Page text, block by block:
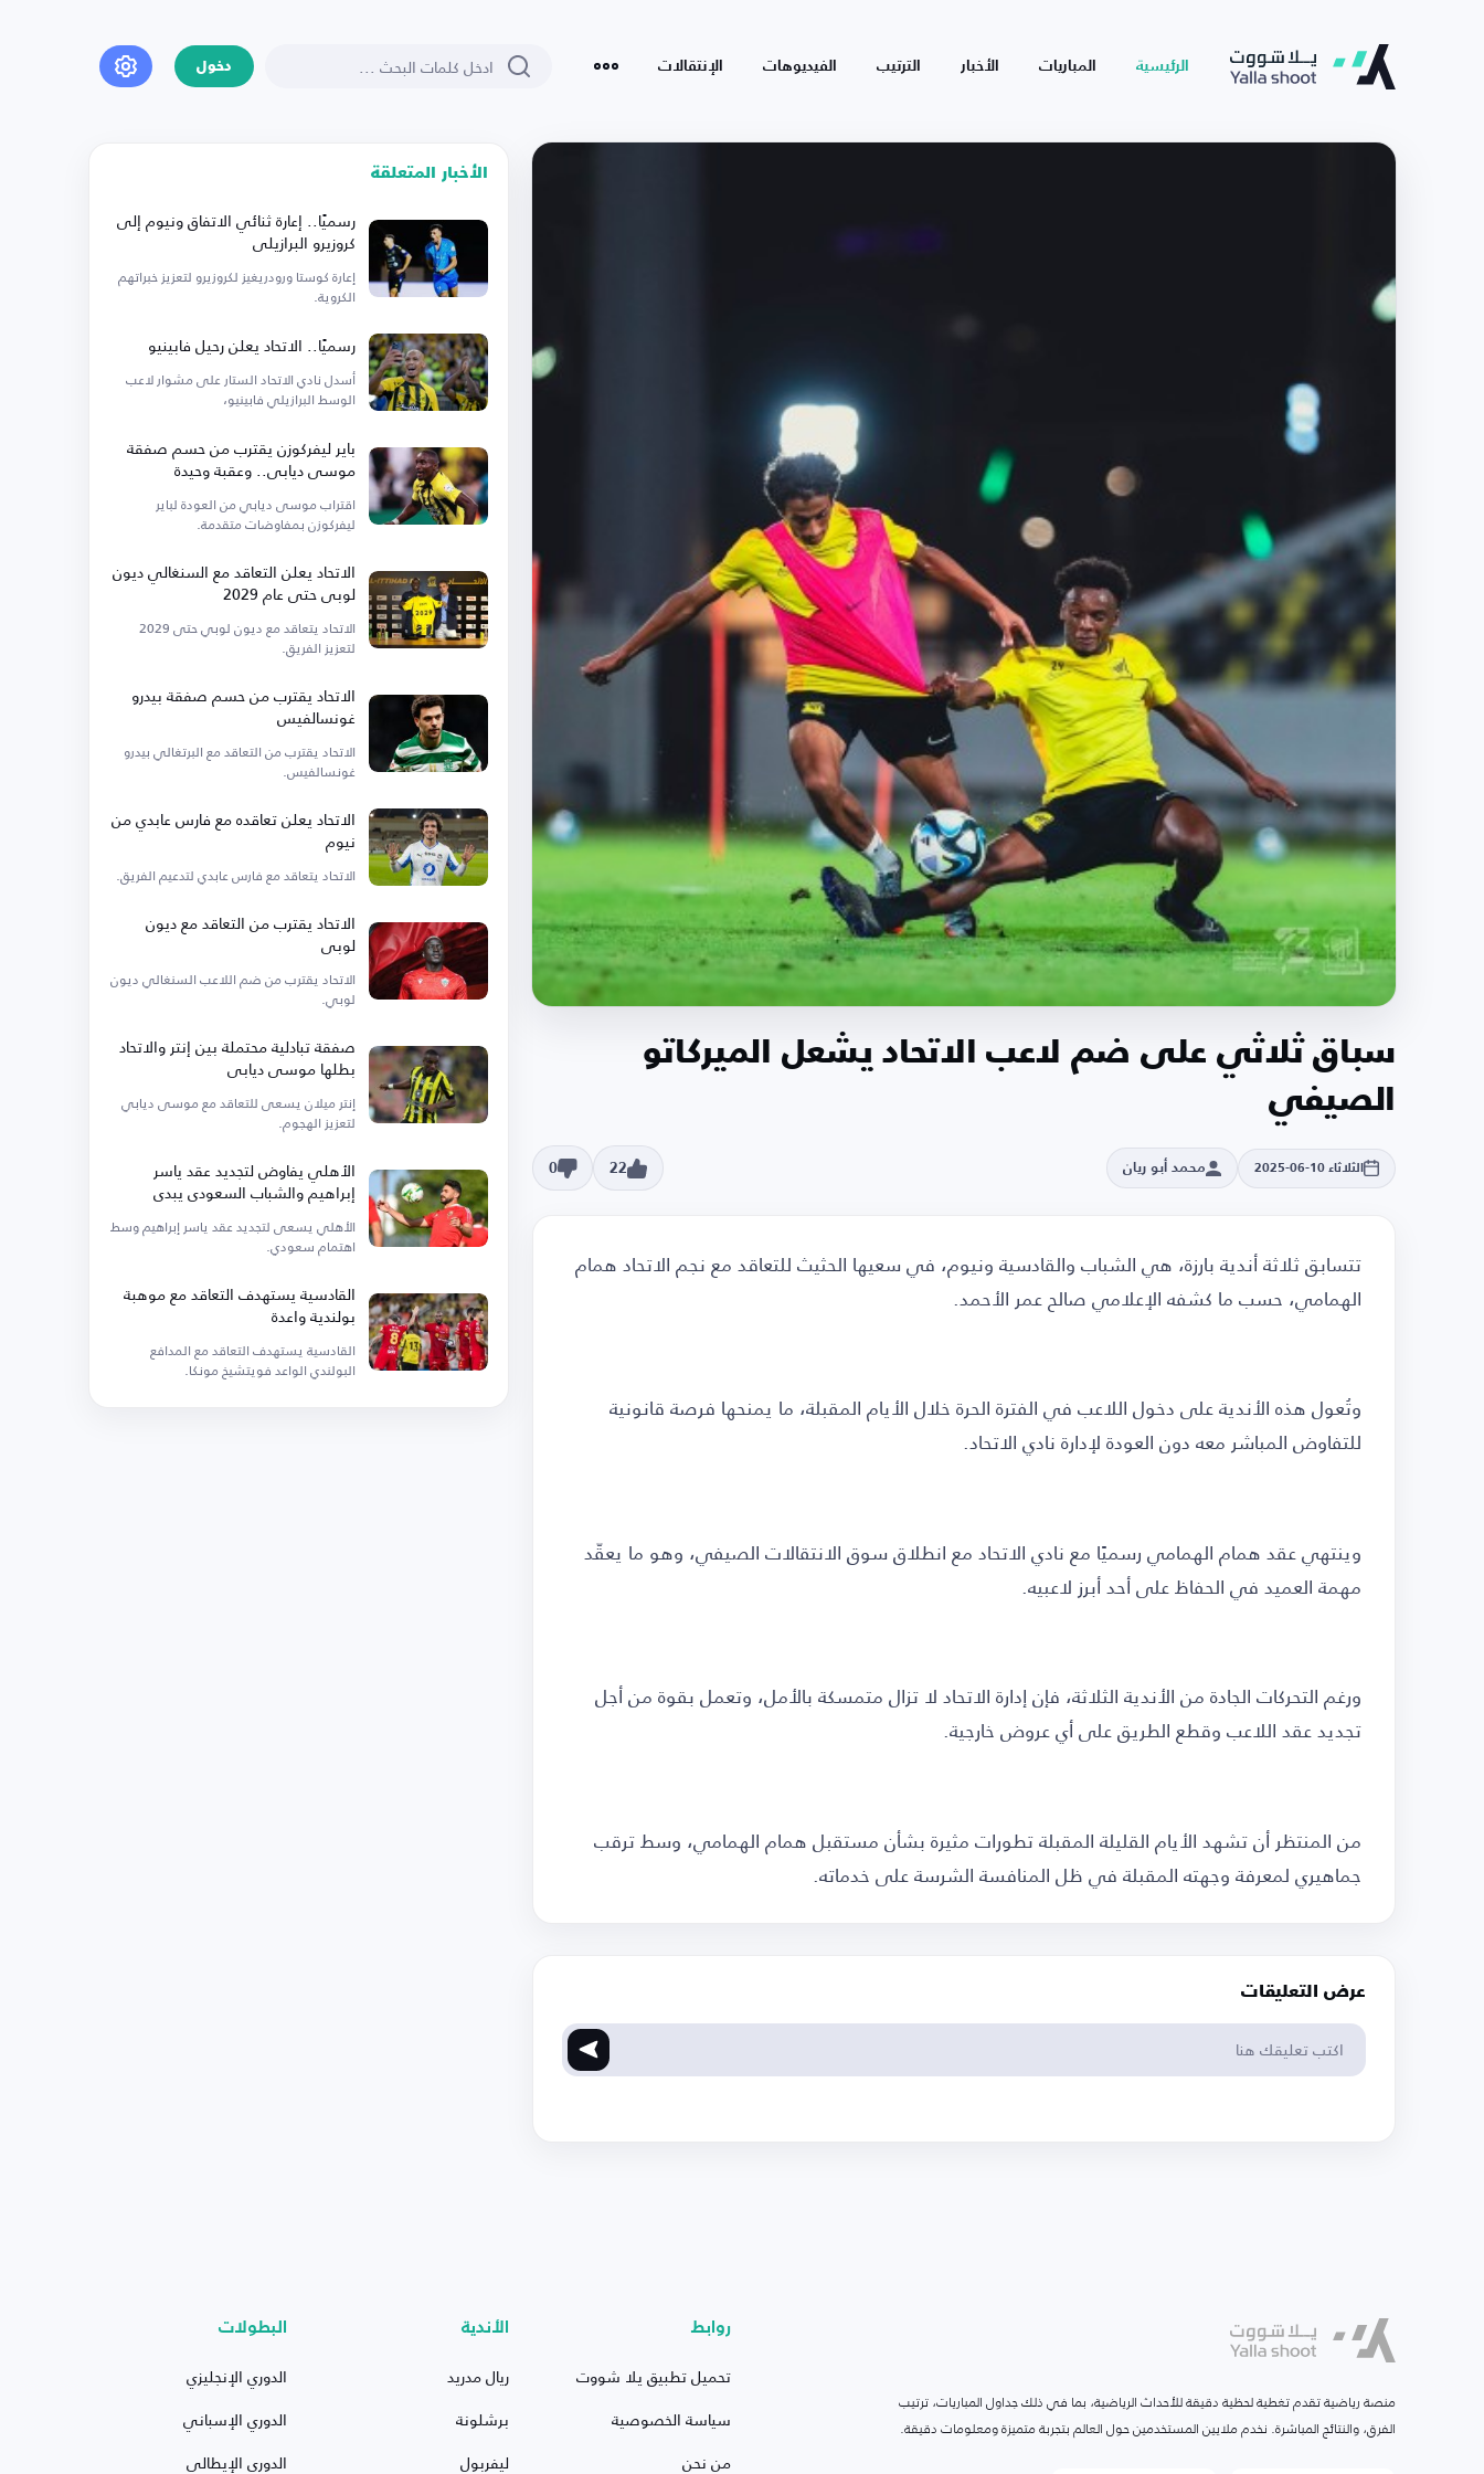
الرئيسية المباريات الأخبار الترتيب الفيديوهات الإنتقالات دخول
سباق ثلاثي على ضم لاعب الاتحاد يشعل الميركاتو
الصيفي
الثلاثاء 10-06-2025 محمد أبو ريان 22
0
تتسابق ثلاثة أندية بارزة، هي الشباب والقادسية ونيوم، في سعيها الحثيث للتعاقد مع نجم الاتحاد همام
الهمامي، حسب ما كشفه الإعلامي صالح عمر الأحمد.
وتُعول هذه الأندية على دخول اللاعب في الفترة الحرة خلال الأيام المقبلة، ما يمنحها فرصة قانونية
للتفاوض المباشر معه دون العودة لإدارة نادي الاتحاد.
وينتهي عقد همام الهمامي رسميًا مع نادي الاتحاد مع انطلاق سوق الانتقالات الصيفي، وهو ما يعقّد
مهمة العميد في الحفاظ على أحد أبرز لاعبيه.
ورغم التحركات الجادة من الأندية الثلاثة، فإن إدارة الاتحاد لا تزال متمسكة بالأمل، وتعمل بقوة من أجل
تجديد عقد اللاعب وقطع الطريق على أي عروض خارجية.
من المنتظر أن تشهد الأيام القليلة المقبلة تطورات مثيرة بشأن مستقبل همام الهمامي، وسط ترقب
جماهيري لمعرفة وجهته المقبلة في ظل المنافسة الشرسة على خدماته.
عرض التعليقات
الأخبار المتعلقة
رسميًا.. إعارة ثنائي الاتفاق ونيوم إلى
كروزيرو البرازيلي
إعارة كوستا ورودريغيز لكروزيرو لتعزيز خبراتهم
الكروية.
رسميًا.. الاتحاد يعلن رحيل فابينيو
أسدل نادي الاتحاد الستار على مشوار لاعب
الوسط البرازيلي فابينيو،
باير ليفركوزن يقترب من حسم صفقة
موسى ديابي.. وعقبة وحيدة
اقتراب موسى ديابي من العودة لباير
ليفركوزن بمفاوضات متقدمة.
الاتحاد يعلن التعاقد مع السنغالي ديون
لوبي حتى عام 2029
الاتحاد يتعاقد مع ديون لوبي حتى 2029
لتعزيز الفريق.
الاتحاد يقترب من حسم صفقة بيدرو
غونسالفيس
الاتحاد يقترب من التعاقد مع البرتغالي بيدرو
غونسالفيس.
الاتحاد يعلن تعاقده مع فارس عابدي من
نيوم
الاتحاد يتعاقد مع فارس عابدي لتدعيم الفريق.
الاتحاد يقترب من التعاقد مع ديون
لوبي
الاتحاد يقترب من ضم اللاعب السنغالي ديون
لوبي.
صفقة تبادلية محتملة بين إنتر والاتحاد
بطلها موسى ديابي
إنتر ميلان يسعى للتعاقد مع موسى ديابي
لتعزيز الهجوم.
الأهلي يفاوض لتجديد عقد ياسر
إبراهيم والشباب السعودي يبدي
اهتمامه
الأهلي يسعى لتجديد عقد ياسر إبراهيم وسط
اهتمام سعودي.
القادسية يستهدف التعاقد مع موهبة
بولندية واعدة
القادسية يستهدف التعاقد مع المدافع
البولندي الواعد فويتشيخ مونكا.
منصة رياضية تقدم تغطية لحظية دقيقة للأحداث الرياضية، بما في ذلك جداول المباريات، ترتيب
الفرق، والنتائج المباشرة. نخدم ملايين المستخدمين حول العالم بتجربة متميزة ومعلومات دقيقة.
روابط
تحميل تطبيق يلا شووت
سياسة الخصوصية
من نحن
الأندية
ريال مدريد
برشلونة
ليفربول
البطولات
الدوري الإنجليزي
الدوري الإسباني
الدوري الإيطالي